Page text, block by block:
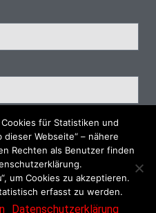
Nächster Schritt
SH
für Statistiken und
Webseite“ – nähere
Rechten als Benutzer finden
um Cookies zu akzeptieren.
erfasst zu werden.
Datenschutzerklärung